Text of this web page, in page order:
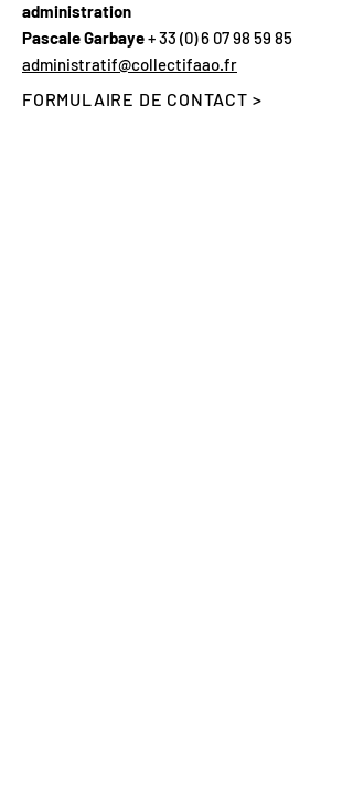
administration
Pascale Garbaye+33 (0) 6 07 98 59 85
administratif@collectifaao.fr
FORMULAIRE DE CONTACT >